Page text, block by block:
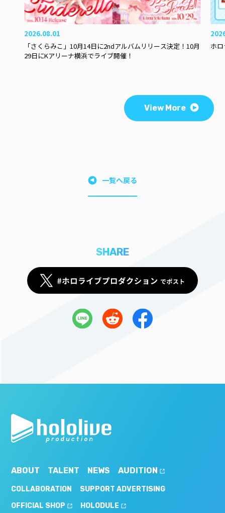
2026.08.01
「さくらみこ」10月14日に2ndアルバムリリース決定！10月
29日にKアリーナ横浜でライブ開催！
ホ
View More
一覧へ戻る
SHARE
ABOUT TALENT NEWS AUDITION
COLLABORATION
SUPPORT ADVERTISING
OFFICIAL SHOP
HOLODULE